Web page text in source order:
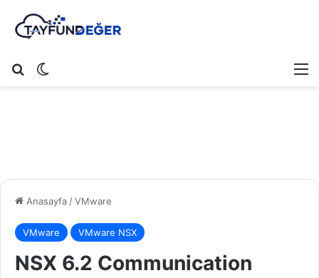
Arama yap ...
Anasayfa/VMware
VMware VMware NSX
NSX 6.2 Communication